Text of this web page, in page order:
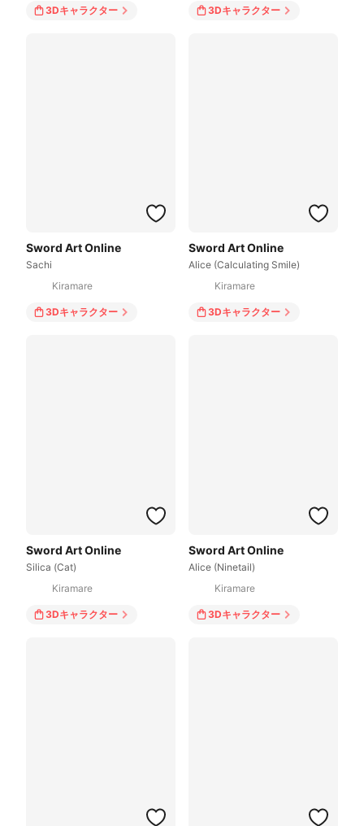
3Dキャラクター 3Dキャラクター
Sword Art Online
Sachi
Kiramare
3Dキャラクター
Sword Art Online
Alice (Calculating Smile)
Kiramare
3Dキャラクター
Sword Art Online
Silica (Cat)
Kiramare
3Dキャラクター
Sword Art Online
Alice (Ninetail)
Kiramare
3Dキャラクター